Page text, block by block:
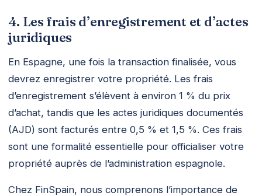
4. Les frais d’enregistrement et d’actes
juridiques
En Espagne, une fois la transaction finalisée, vous
devrez enregistrer votre propriété. Les frais
d’enregistrement s’élèvent à environ 1 % du prix
d’achat, tandis que les actes juridiques documentés
(AJD) sont facturés entre 0,5 % et 1,5 %. Ces frais
sont une formalité essentielle pour officialiser votre
propriété auprès de l’administration espagnole.
Chez FinSpain, nous comprenons l’importance de